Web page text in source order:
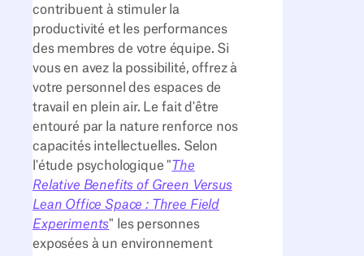
contribuent à stimuler la
productivité et les performances
des membres de votre équipe. Si
vous en avez la possibilité, offrez à
votre personnel des espaces de
travail en plein air. Le fait d'être
entouré par la nature renforce nos
capacités intellectuelles. Selon
l'étude psychologique " The
Relative Benefits of Green Versus
Lean Office Space : Three Field
Experiments" les personnes
exposées à un environnement